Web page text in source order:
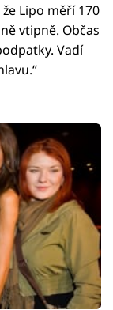
Lipo měří 170
vtipně. Občas
Vadí